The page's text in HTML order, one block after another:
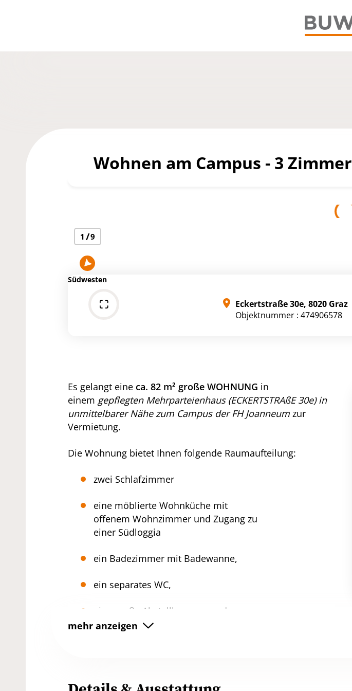
Wohnen am Campus - 3 Zimmer
1 /9
Südwesten
Eckertstraße 30e, 8020 Graz
Objektnummer : 474906578
Es gelangt eine ca. 82 m² große WOHNUNG in
einem gepflegten Mehrparteienhaus (ECKERTSTRAßE 30e) in
unmittelbarer Nähe zum Campus der FH Joanneum zur
Vermietung.
Die Wohnung bietet Ihnen folgende Raumaufteilung:
zwei Schlafzimmer
eine möblierte Wohnküche mit
offenem Wohnzimmer und Zugang zu
einer Südloggia
ein Badezimmer mit Badewanne,
ein separates WC,
eine große Abstellkammer und